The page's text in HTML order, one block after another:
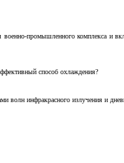
промышленного комплекса
способ охлаждения?
волн инфракрасного излучения и